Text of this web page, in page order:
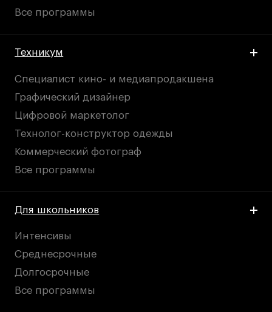
Все программы
Техникум
Специалист кино- и медиапродакшена
Графический дизайнер
Цифровой маркетолог
Технолог-конструктор одежды
Коммерческий фотограф
Все программы
Для школьников
Интенсивы
Среднесрочные
Долгосрочные
Все программы